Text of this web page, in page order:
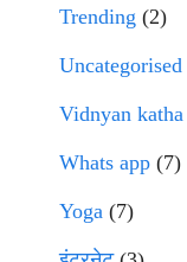
Trending (2)
Uncategorised
Vidnyan katha
Whats app (7)
Yoga (7)